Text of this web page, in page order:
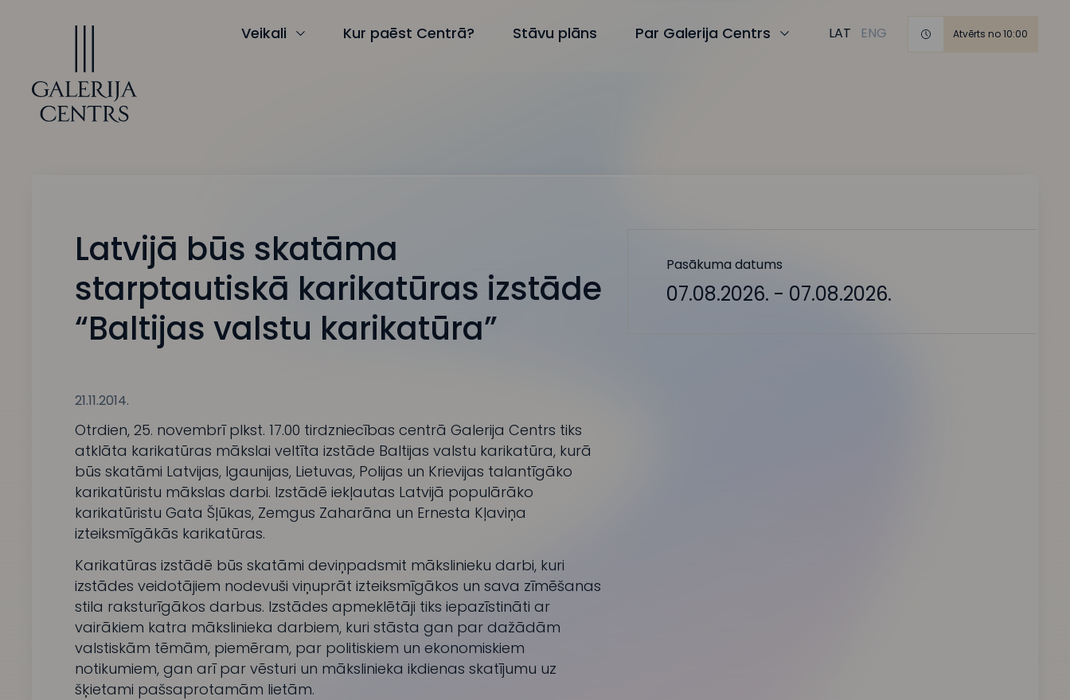
Veikali Kur paēst Centrā? Stāvu plāns Par Galerija Centrs LAT ENG Atvērts no 10:00
Latvijā būs skatāma
starptautiskā karikatūras izstāde
“Baltijas valstu karikatūra”
21.11.2014.
Otrdien, 25. novembrī plkst. 17.00 tirdzniecības centrā Galerija Centrs tiks
atklāta karikatūras mākslai veltīta izstāde Baltijas valstu karikatūra, kurā
būs skatāmi Latvijas, Igaunijas, Lietuvas, Polijas un Krievijas talantīgāko
karikatūristu mākslas darbi. Izstādē iekļautas Latvijā populārāko
karikatūristu Gata Šļūkas, Zemgus Zaharāna un Ernesta Kļaviņa
izteiksmīgākās karikatūras.
Karikatūras izstādē būs skatāmi deviņpadsmit mākslinieku darbi, kuri
izstādes veidotājiem nodevuši viņuprāt izteiksmīgākos un sava zīmēšanas
stila raksturīgākos darbus. Izstādes apmeklētāji tiks iepazīstināti ar
vairākiem katra mākslinieka darbiem, kuri stāsta gan par dažādām
valstiskām tēmām, piemēram, par politiskiem un ekonomiskiem
notikumiem, gan arī par vēsturi un mākslinieka ikdienas skatījumu uz
šķietami pašsaprotamām lietām.
Pasākuma datums
07.08.2026. - 07.08.2026.